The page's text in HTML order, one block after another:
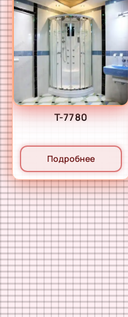
T-7780
Подробнее